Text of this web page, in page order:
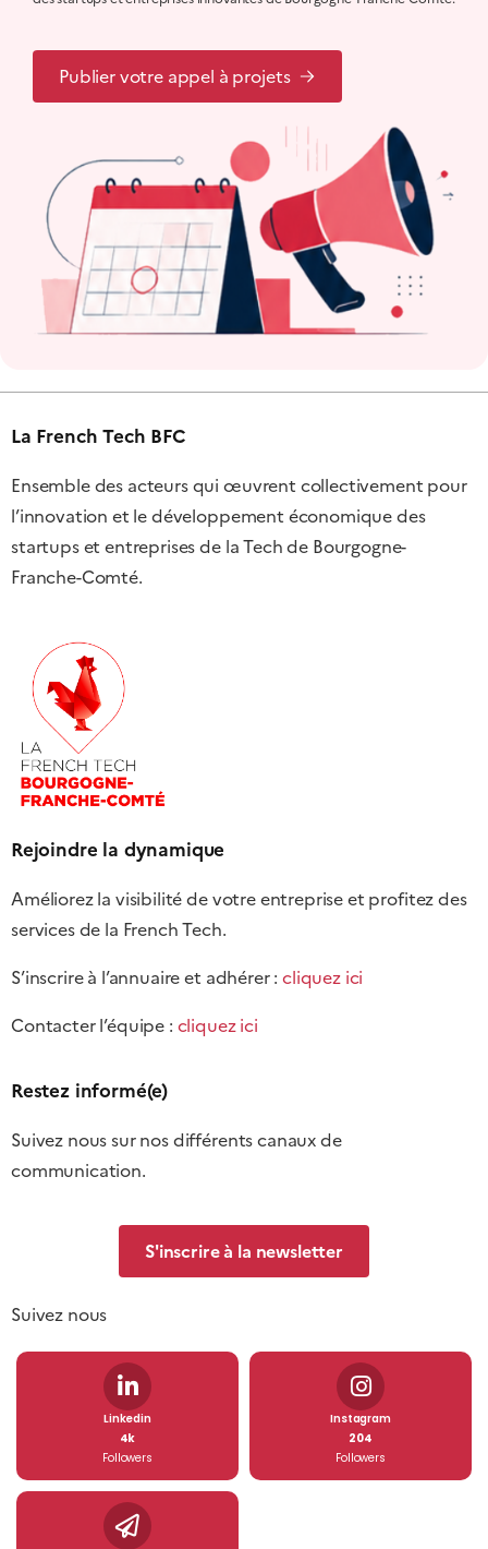
Publier votre appel à projets
La French Tech BFC
Ensemble des acteurs qui œuvrent collectivement pour
l’innovation et le développement économique des
startups et entreprises de la Tech de Bourgogne-
Franche-Comté.
Rejoindre la dynamique
Améliorez la visibilité de votre entreprise et profitez des
services de la French Tech.
S’inscrire à l’annuaire et adhérer :cliquez ici
Contacter l’équipe : cliquez ici
Restez informé(e)
Suivez nous sur nos différents canaux de
communication.
S'inscrire à la newsletter
Suivez nous
Linkedin
4k
Followers
Instagram
204
Followers